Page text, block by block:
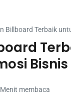
Billboard Terbaik
membaca